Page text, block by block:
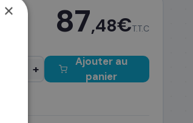
87,48€T.T.C
+
Ajouter au
panier
×